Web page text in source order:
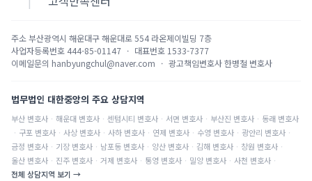
주소부산광역시 해운대구 해운대로 554 라온제이빌딩 7층
사업자등록번호 444-85-01147 · 대표번호 1533-7377
이메일문의 hanbyungchul@naver.com · 광고책임변호사한병철 변호사
법무법인 대한중앙의 주요 상담지역
부산 변호사 · 해운대 변호사 · 센텀시티 변호사 · 서면 변호사 · 부산진 변호사 · 동래 변호사
· 구포 변호사 · 사상 변호사 · 사하 변호사 · 연제 변호사 · 수영 변호사 · 광안리 변호사 ·
금정 변호사 · 기장 변호사 · 남포동 변호사 · 양산 변호사 · 김해 변호사 · 창원 변호사 ·
울산 변호사 · 진주 변호사 · 거제 변호사 · 통영 변호사 · 밀양 변호사 · 사천 변호사 ·
전체 상담지역 보기 →